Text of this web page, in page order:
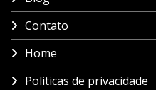
Contato
Home
Politicas de privacidade